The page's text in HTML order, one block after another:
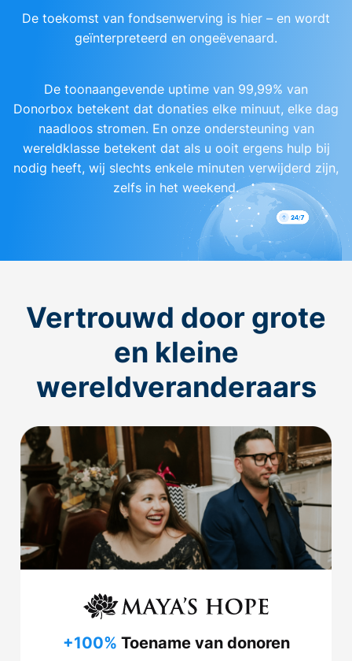
De toekomst van fondsenwerving is hier – en wordt
geïnterpreteerd en ongeëvenaard.
De toonaangevende uptime van 99,99% van
Donorbox betekent dat donaties elke minuut, elke dag
naadloos stromen. En onze ondersteuning van
wereldklasse betekent dat als u ooit ergens hulp bij
nodig heeft, wij slechts enkele minuten verwijderd zijn,
zelfs in het weekend.
Vertrouwd door grote
en kleine
wereldveranderaars
+100% Toename van donoren